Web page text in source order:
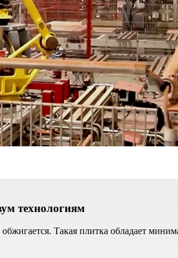
технологиям
Такая плитка обладает